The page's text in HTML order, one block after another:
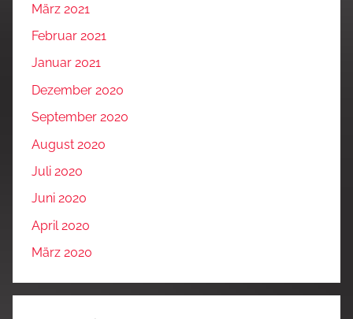
März 2021
Februar 2021
Januar 2021
Dezember 2020
September 2020
August 2020
Juli 2020
Juni 2020
April 2020
März 2020